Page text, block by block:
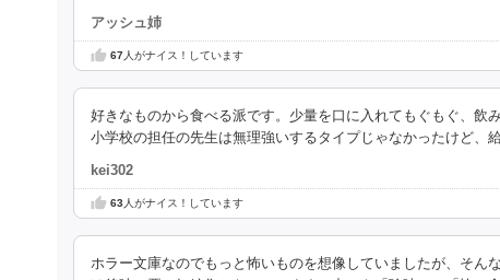
アッシュ姉
67人がナイス！しています
好きなものから食べる派です。少量を口に入れてもぐもぐ、飲
小学校の担任の先生は無理強いするタイプじゃなかったけど、
kei302
63人がナイス！しています
ホラー文庫なのでもっと怖いものを想像していましたが、そん